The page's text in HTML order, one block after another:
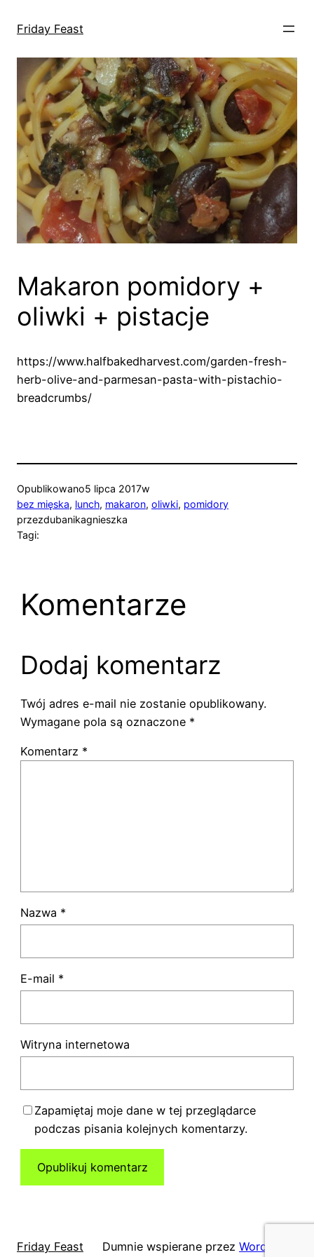
Friday Feast
Makaron pomidory +
oliwki + pistacje
https://www.halfbakedharvest.com/garden-fresh-
herb-olive-and-parmesan-pasta-with-pistachio-
breadcrumbs/
Opublikowano5 lipca 2017w
bez mięska, lunch, makaron, oliwki, pomidory
przezdubanikagnieszka
Tagi:
Komentarze
Dodaj komentarz
Twój adres e-mail nie zostanie opublikowany.
Wymagane pola są oznaczone *
Komentarz *
Nazwa *
E-mail *
Witryna internetowa
Zapamiętaj moje dane w tej przeglądarce
podczas pisania kolejnych komentarzy.
Friday Feast Dumnie wspierane przez WordPress